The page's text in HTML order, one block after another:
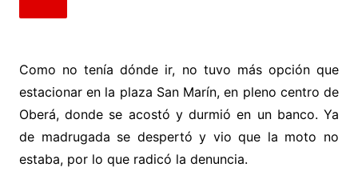
Como no tenía dónde ir, no tuvo más opción que
estacionar en la plaza San Marín, en pleno centro de
Oberá, donde se acostó y durmió en un banco. Ya
de madrugada se despertó y vio que la moto no
estaba, por lo que radicó la denuncia.